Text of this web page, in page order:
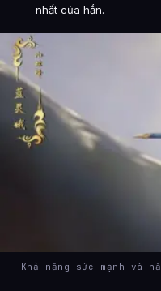
nhất của hắn.
Khả năng sức mạnh và